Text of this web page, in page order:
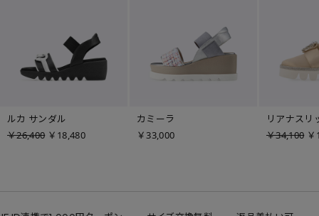
ルカ サンダル
￥26,400 ￥18,480
カミーラ
￥33,000
リアナスリ
￥34,100